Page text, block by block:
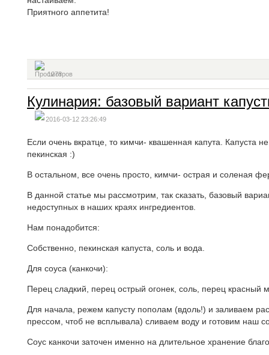
Приятного аппетита!
1278
Кулинария: базовый вариант
2016-03-12 23:26:49
Если очень вкратце, то кимчи- квашенная капута. Капуста
пекинская :)
В остальном, все очень просто, кимчи- острая и соленая
В данной статье мы рассмотрим, так сказать, базовый
недоступных в наших краях ингредиентов.
Нам понадобится:
Собственно, пекинская капуста, соль и вода.
Для соуса (канкочи):
Перец сладкий, перец острый огонек, соль, перец красный
Для начала, режем капусту пополам (вдоль!) и заливаем
прессом, чтоб не всплывала) сливаем воду и готовим наш
Соус канкочи заточен именно на длительное хранение